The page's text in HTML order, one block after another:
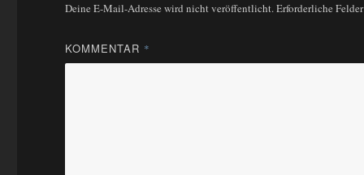
Deine E-Mail-Adresse wird nicht veröffentlicht.Erforderliche
KOMMENTAR *